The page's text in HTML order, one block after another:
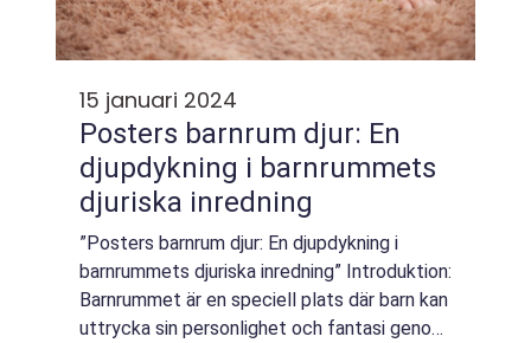
15 januari 2024
Posters barnrum djur: En
djupdykning i barnrummets
djuriska inredning
”Posters barnrum djur: En djupdykning i
barnrummets djuriska inredning” Introduktion:
Barnrummet är en speciell plats där barn kan
uttrycka sin personlighet och fantasi genom